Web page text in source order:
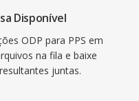
Disponível
ODP para PPS em
na fila e baixe
juntas.